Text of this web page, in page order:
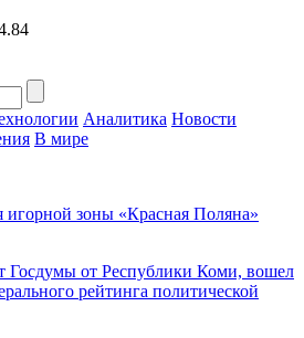
Аналитика Новости
В мире
игорной зоны «Красная Поляна»
Госдумы от Республики Коми, вошел
рейтинга политической